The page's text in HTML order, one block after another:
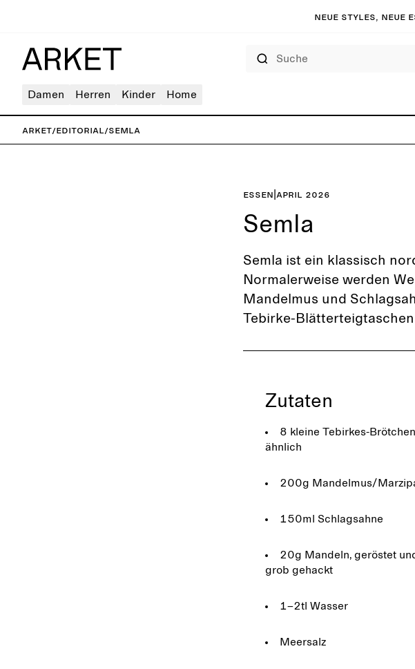
Neue Styles, neue
Damen Herren Kinder Home
ARKET/Editorial/Semla
Essen April 2026
Semla
Semla ist ein klassisch
Normalerweise werden
Mandelmus und
Tebirke-
Zutaten
8 kleine Tebirkes-
ähnlich
200g Mandelmus/
150ml Schlagsahne
20g Mandeln, geröstet
grob gehackt
1–2tl Wasser
Meersalz